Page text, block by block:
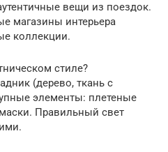
вещи из поездок.
магазины интерьера
коллекции.
стиле?
(дерево, ткань с
элементы: плетеные
Правильный свет